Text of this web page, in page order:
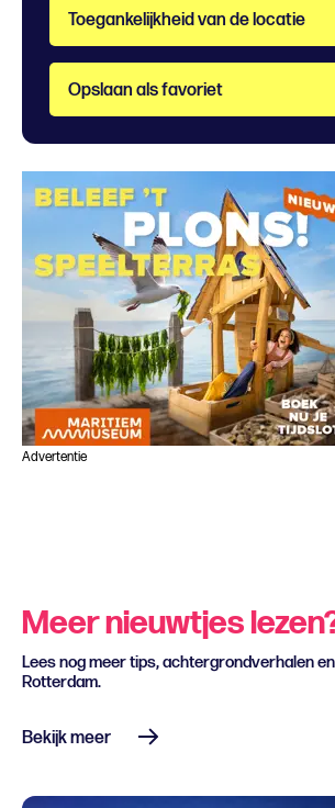
Toegankelijkheid van de locatie
Opslaan als favoriet
Advertentie
Meer nieuwtjes
Lees nog meer tips, achtergrondverhalen
Rotterdam.
Bekijk meer